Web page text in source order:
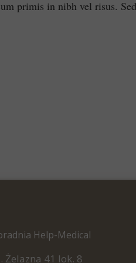
primis in nibh vel risus.
Help-Medical
Żelazna 41 lok. 8